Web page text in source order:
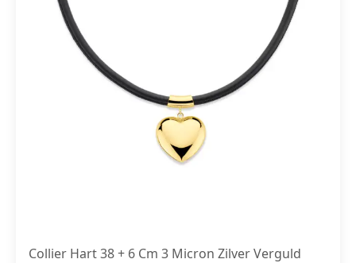
Collier Hart 38 + 6 Cm 3 Micron Zilver Verguld